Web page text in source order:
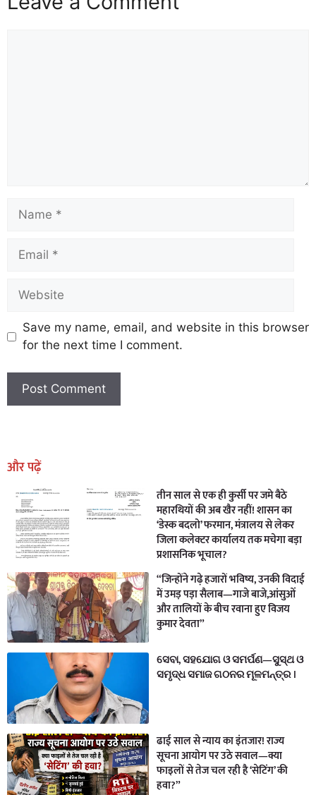
Save my name, email, and website in this browser
for the next time I comment.
और पढ़ें
तीन साल से एक ही कुर्सी पर जमे बैठे
महारथियों की अब खैर नहीं! शासन का
‘डेस्क बदलो’ फरमान, मंत्रालय से लेकर
जिला कलेक्टर कार्यालय तक मचेगा बड़ा
प्रशासनिक भूचाल?
“जिन्होंने गढ़े हजारों भविष्य, उनकी विदाई
में उमड़ पड़ा सैलाब—गाजे बाजे,आंसुओं
और तालियों के बीच रवाना हुए विजय
कुमार देवता”
ସେବା, ସହଯୋଗ ଓ ସମର୍ପଣ—ସୁସ୍ଥ ଓ
ସମୃଦ୍ଧ ସମାଜ ଗଠନର ମୂଳମନ୍ତ୍ର ।
ढाई साल से न्याय का इंतजार! राज्य
सूचना आयोग पर उठे सवाल—क्या
फाइलों से तेज चल रही है ‘सेटिंग’ की
हवा?”